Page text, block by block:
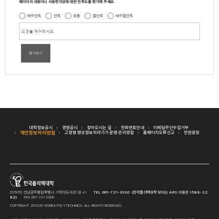
페이지의 내용이나 사용편의성에 대한 만족도를 평가해 주세요.
매우만족 만족 보통 불만족 매우불만족
평가하기
대학정보공시 경영공시 찾아오시는 길 전화번호안내 이메일무단수집거부
개인정보처리방침 고정형 영상정보처리기기 운영·관리방침 홈페이지오류신고 민원광장
[57975] 전남광주통합특별시 기적의도서관1길 41 TEL 061-721-0300 (한국폴리텍대학 보이는 ARS 이용은 1588-22
82)
FAX 061-721-0305
COPYRIGHT 2010 BY KOREA POLYTECHNICS. ALL RIGHTS RESERVED.